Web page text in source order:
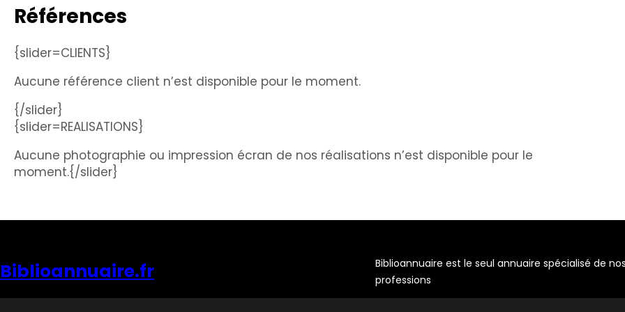
Références
{slider=CLIENTS}
Aucune référence client n’est disponible pour le moment.
{/slider}
{slider=REALISATIONS}
Aucune photographie ou impression écran de nos réalisations n’est disponible pour le
moment.{/slider}
Biblioannuaire.fr
Biblioannuaire est le seul annuaire spécialisé de
professions